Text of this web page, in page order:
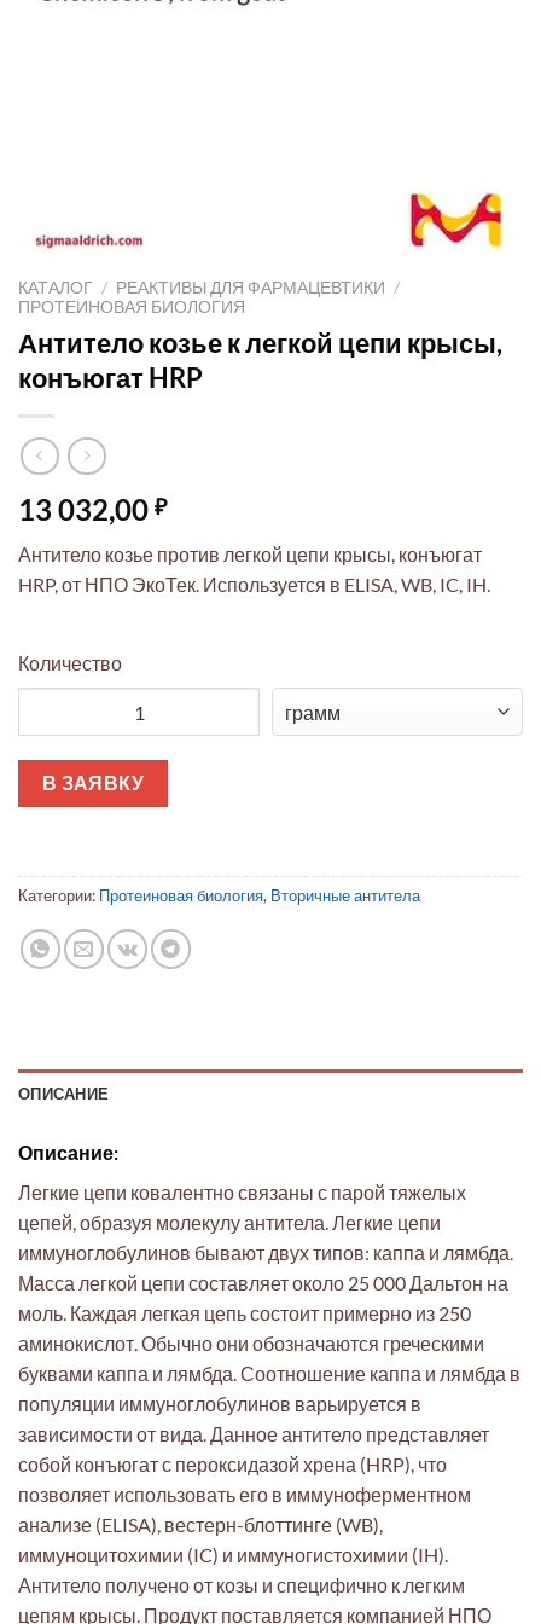
КАТАЛОГ / РЕАКТИВЫ ДЛЯ ФАРМАЦЕВТИКИ /
ПРОТЕИНОВАЯ БИОЛОГИЯ
Антитело козье к легкой цепи крысы,
конъюгат HRP
13 032,00 ₽
Антитело козье против легкой цепи крысы, конъюгат
HRP, от НПО ЭкоТек. Используется в ELISA, WB, IC, IH.
Количество
В ЗАЯВКУ
Категории: Протеиновая биология, Вторичные антитела
ОПИСАНИЕ
Описание:
Легкие цепи ковалентно связаны с парой тяжелых
цепей, образуя молекулу антитела. Легкие цепи
иммуноглобулинов бывают двух типов: каппа и лямбда.
Масса легкой цепи составляет около 25 000 Дальтон на
моль. Каждая легкая цепь состоит примерно из 250
аминокислот. Обычно они обозначаются греческими
буквами каппа и лямбда. Соотношение каппа и лямбда в
популяции иммуноглобулинов варьируется в
зависимости от вида. Данное антитело представляет
собой конъюгат с пероксидазой хрена (HRP), что
позволяет использовать его в иммуноферментном
анализе (ELISA), вестерн-блоттинге (WB),
иммуноцитохимии (IC) и иммуногистохимии (IH).
Антитело получено от козы и специфично к легким
цепям крысы. Продукт поставляется компанией НПО